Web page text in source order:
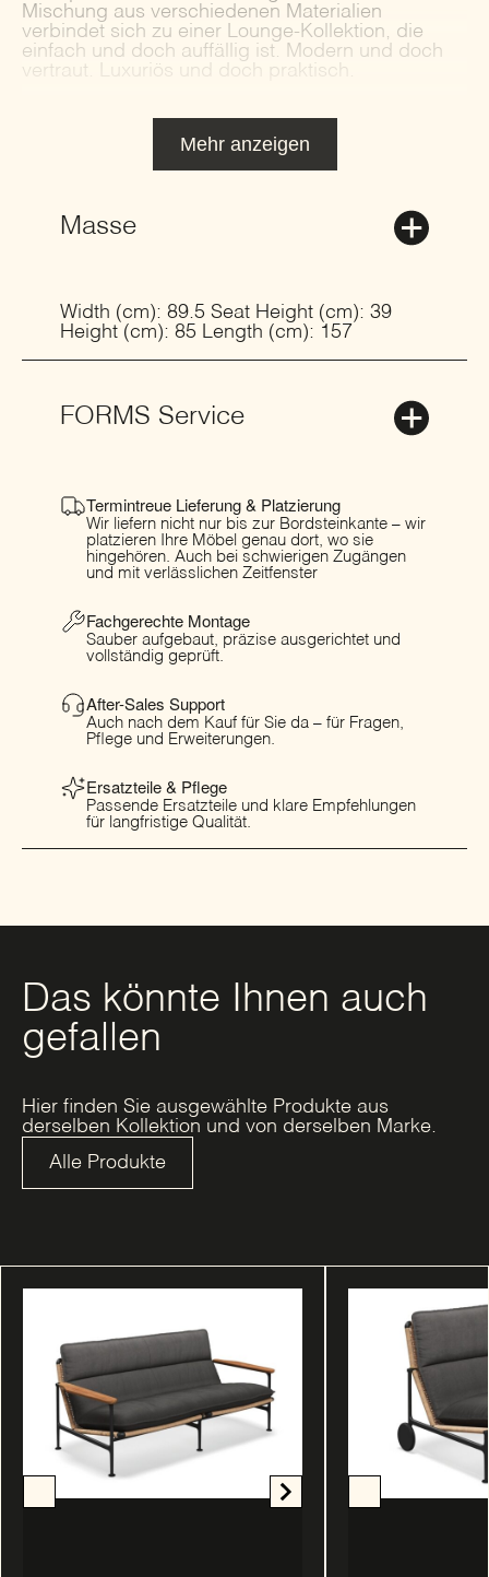
Mischung aus verschiedenen Materialien
verbindet sich zu einer Lounge-Kollektion, die
einfach und doch auffällig ist. Modern und doch
vertraut. Luxuriös und doch praktisch.
Mehr anzeigen
Masse
Width (cm): 89.5 Seat Height (cm): 39
Height (cm): 85 Length (cm): 157
FORMS Service
Termintreue Lieferung & Platzierung
Wir liefern nicht nur bis zur Bordsteinkante – wir
platzieren Ihre Möbel genau dort, wo sie
hingehören. Auch bei schwierigen Zugängen
und mit verlässlichen Zeitfenster
Fachgerechte Montage
Sauber aufgebaut, präzise ausgerichtet und
vollständig geprüft.
After-Sales Support
Auch nach dem Kauf für Sie da – für Fragen,
Pflege und Erweiterungen.
Ersatzteile & Pflege
Passende Ersatzteile und klare Empfehlungen
für langfristige Qualität.
Das könnte Ihnen auch
gefallen
Hier finden Sie ausgewählte Produkte aus
derselben Kollektion und von derselben Marke.
Alle Produkte